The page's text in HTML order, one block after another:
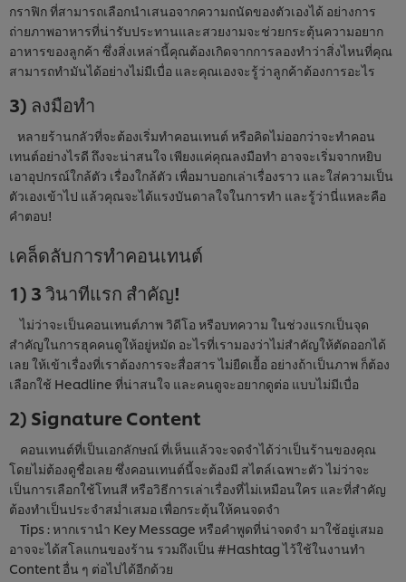
กราฟิก ที่สามารถเลือกนำเสนอจากความถนัดของตัวเองได้ อย่างการ
ถ่ายภาพอาหารที่น่ารับประทานและสวยงามจะช่วยกระตุ้นความอยาก
อาหารของลูกค้า ซึ่งสิ่งเหล่านี้คุณต้องเกิดจากการลองทำว่าสิ่งไหนที่คุณ
สามารถทำมันได้อย่างไม่มีเบื่อ และคุณเองจะรู้ว่าลูกค้าต้องการอะไร
3) ลงมือทำ
หลายร้านกลัวที่จะต้องเริ่มทำคอนเทนต์ หรือคิดไม่ออกว่าจะทำคอน
เทนต์อย่างไรดี ถึงจะน่าสนใจ เพียงแค่คุณลงมือทำ อาจจะเริ่มจากหยิบ
เอาอุปกรณ์ใกล้ตัว เรื่องใกล้ตัว เพื่อมาบอกเล่าเรื่องราว และใส่ความเป็น
ตัวเองเข้าไป แล้วคุณจะได้แรงบันดาลใจในการทำ และรู้ว่านี่แหละคือ
คำตอบ!
เคล็ดลับการทำคอนเทนต์
1) 3 วินาทีแรก สำคัญ!
ไม่ว่าจะเป็นคอนเทนต์ภาพ วิดีโอ หรือบทความ ในช่วงแรกเป็นจุด
สำคัญในการฮุคคนดูให้อยู่หมัด อะไรที่เรามองว่าไม่สำคัญให้ตัดออกได้
เลย ให้เข้าเรื่องที่เราต้องการจะสื่อสาร ไม่ยืดเยื้อ อย่างถ้าเป็นภาพ ก็ต้อง
เลือกใช้ Headline ที่น่าสนใจ และคนดูจะอยากดูต่อ แบบไม่มีเบื่อ
2) Signature Content
คอนเทนต์ที่เป็นเอกลักษณ์ ที่เห็นแล้วจะจดจำได้ว่าเป็นร้านของคุณ
โดยไม่ต้องดูชื่อเลย ซึ่งคอนเทนต์นี้จะต้องมี สไตล์เฉพาะตัว ไม่ว่าจะ
เป็นการเลือกใช้โทนสี หรือวิธีการเล่าเรื่องที่ไม่เหมือนใคร และที่สำคัญ
ต้องทำเป็นประจำสม่ำเสมอ เพื่อกระตุ้นให้คนจดจำ
Tips : หากเรานำ Key Message หรือคำพูดที่น่าจดจำ มาใช้อยู่เสมอ
อาจจะได้สโลแกนของร้าน รวมถึงเป็น #Hashtag ไว้ใช้ในงานทำ
Content อื่น ๆ ต่อไปได้อีกด้วย